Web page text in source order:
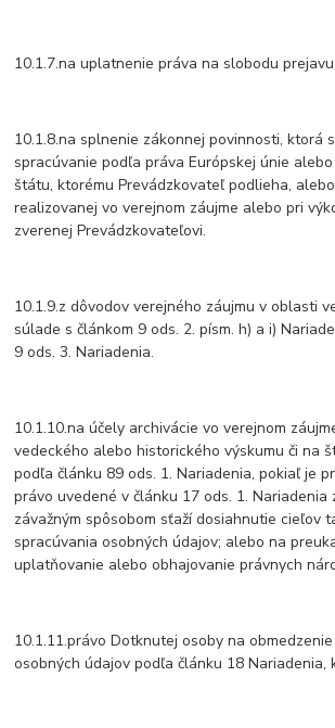
10.1.7.na uplatnenie práva na slobodu
10.1.8.na splnenie zákonnej povinnosti, ktorá
spracúvanie podľa práva Európskej únie
štátu, ktorému Prevádzkovateľ podlieha,
realizovanej vo verejnom záujme alebo pri
zverenej Prevádzkovateľovi.
10.1.9.z dôvodov verejného záujmu v oblasti
súlade s článkom 9 ods. 2. písm. h) a i)
9 ods. 3. Nariadenia.
10.1.10.na účely archivácie vo verejnom
vedeckého alebo historického výskumu či na
podľa článku 89 ods. 1. Nariadenia, pokiaľ je
právo uvedené v článku 17 ods. 1. Nariadenia
závažným spôsobom sťaží dosiahnutie cieľov
spracúvania osobných údajov; alebo na
uplatňovanie alebo obhajovanie právnych
10.1.11.právo Dotknutej osoby na
osobných údajov podľa článku 18 Nariadenia,